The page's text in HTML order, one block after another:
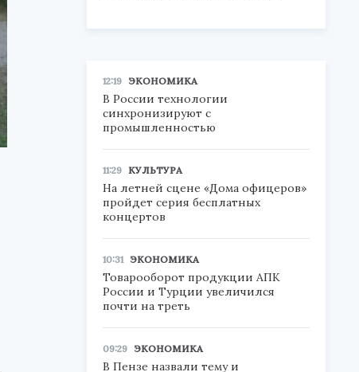
12:19 ЭКОНОМИКА
В России технологии
синхронизируют с
промышленностью
11:29 КУЛЬТУРА
На летней сцене «Дома офицеров»
пройдет серия бесплатных
концертов
10:31 ЭКОНОМИКА
Товарооборот продукции АПК
России и Турции увеличился
почти на треть
09:29 ЭКОНОМИКА
В Пензе назвали тему и